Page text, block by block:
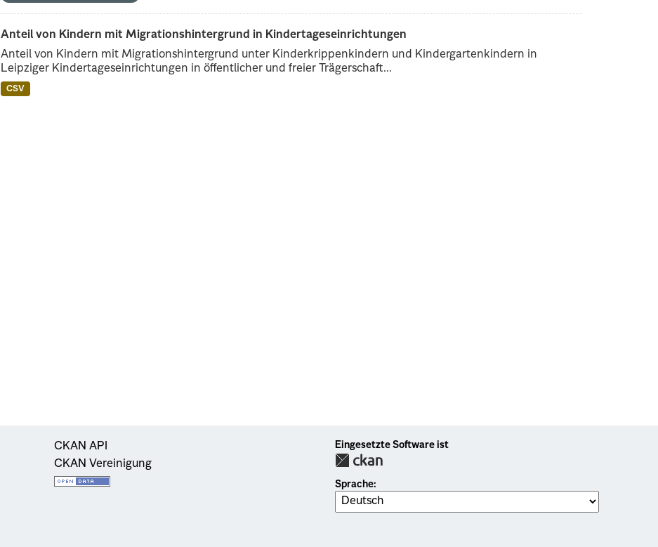
Anteil von Kindern mit Migrationshintergrund in Kindertageseinrichtungen
Anteil von Kindern mit Migrationshintergrund unter Kinderkrippenkindern und Kindergartenkindern in
Leipziger Kindertageseinrichtungen in öffentlicher und freier Trägerschaft...
CSV
CKAN API
CKAN Vereinigung
Eingesetzte Software ist
Sprache